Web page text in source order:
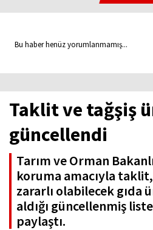
Bu haber henüz yorumlanmamış...
Taklit ve tağşiş
güncellendi
Tarım ve Orman
koruma amacıyla taklit,
zararlı olabilecek gıda
aldığı güncellenmiş
paylaştı.